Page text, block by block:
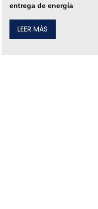
entrega de energía
LEER MÁS